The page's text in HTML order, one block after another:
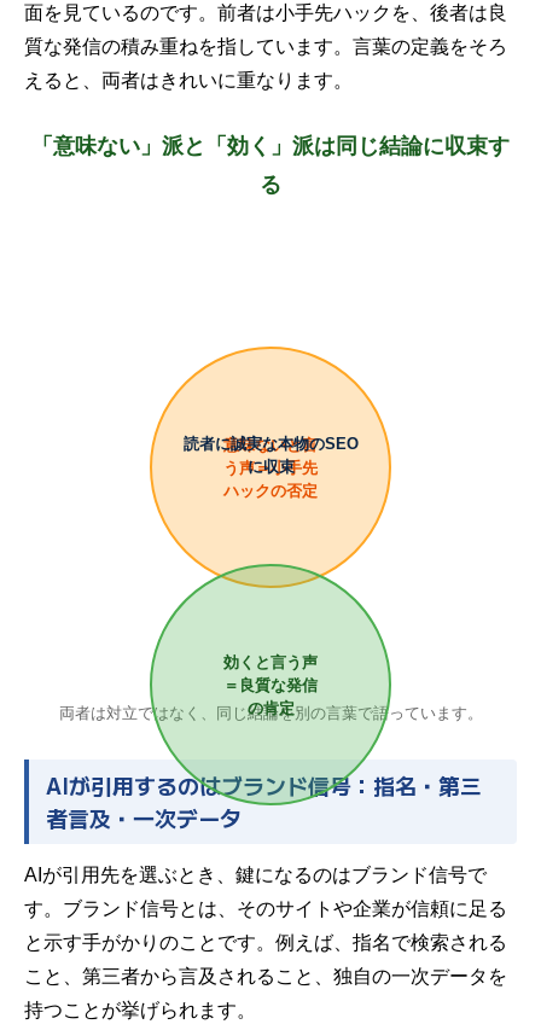
面を見ているのです。前者は小手先ハックを、後者は良
質な発信の積み重ねを指しています。言葉の定義をそろ
えると、両者はきれいに重なります。
「意味ない」派と「効く」派は同じ結論に収束す
る
意味ないと言
う声＝小手先
ハックの否定
効くと言う声
＝良質な発信
の肯定
読者に誠実な本物のSEO
に収束
両者は対立ではなく、同じ結論を別の言葉で語っています。
AIが引用するのはブランド信号：指名・第三
者言及・一次データ
AIが引用先を選ぶとき、鍵になるのはブランド信号で
す。ブランド信号とは、そのサイトや企業が信頼に足る
と示す手がかりのことです。例えば、指名で検索される
こと、第三者から言及されること、独自の一次データを
持つことが挙げられます。